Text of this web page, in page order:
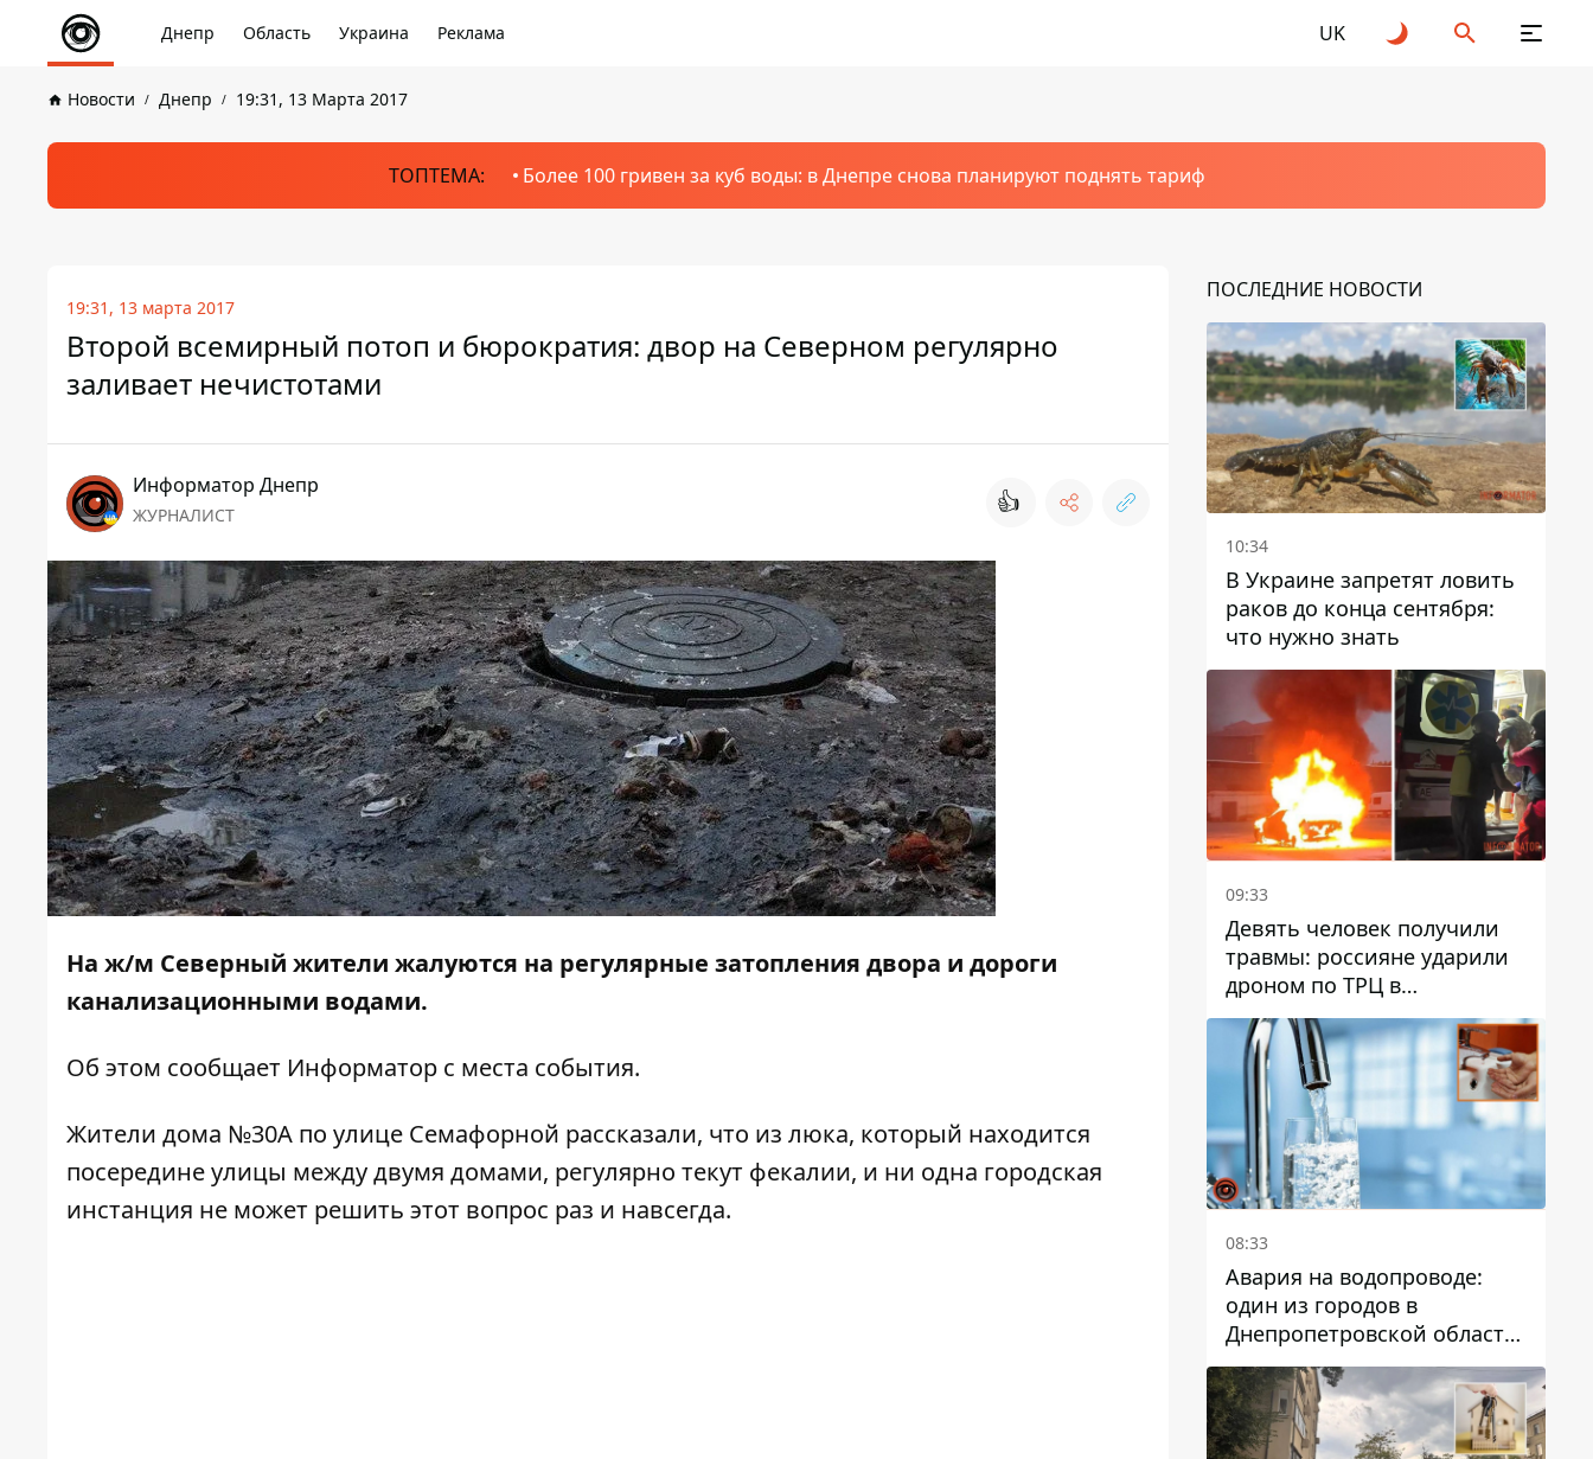
Днепр Область Украина Реклама UK
Новости Днепр 19:31, 13 Марта 2017
ТОПТЕМА: Более 100 гривен за куб воды: в Днепре снова планируют поднять тариф
19:31, 13 марта 2017
Второй всемирный потоп и бюрократия: двор на Северном регулярно
заливает нечистотами
Информатор Днепр
ЖУРНАЛИСТ 👍
На ж/м Северный жители жалуются на регулярные затопления двора и дороги
канализационными водами.
Об этом сообщает Информатор с места события.
Жители дома №30А по улице Семафорной рассказали, что из люка, который находится
посередине улицы между двумя домами, регулярно текут фекалии, и ни одна городская
инстанция не может решить этот вопрос раз и навсегда.
ПОСЛЕДНИЕ НОВОСТИ
10:34
В Украине запретят ловить
раков до конца сентября:
что нужно знать
09:33
Девять человек получили
травмы: россияне ударили
дроном по ТРЦ в
Павлограде, будет ли
работать заведение в
дальнейшем
08:33
Авария на водопроводе:
один из городов в
Днепропетровской области
остался без воды